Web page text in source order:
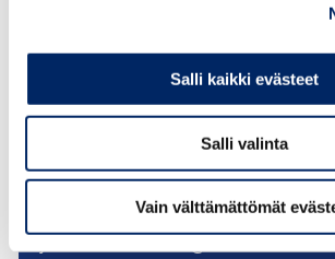
Salli kaikki evästeet
Salli valinta
Vain välttämättömät
Juho Romakkaniemi